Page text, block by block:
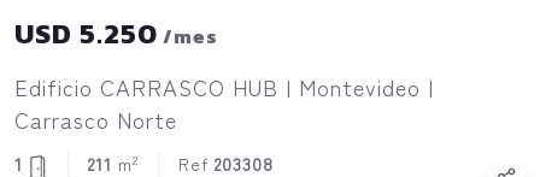
USD 5.250 /mes
Edificio CARRASCO HUB | Montevideo |
Carrasco Norte
1 211 m2 Ref203308